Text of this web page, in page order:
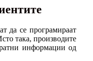
да се програмираат
така, производите
информации од